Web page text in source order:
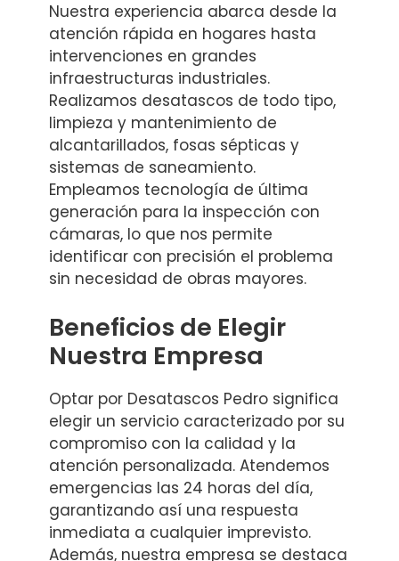
Nuestra experiencia abarca desde la
atención rápida en hogares hasta
intervenciones en grandes
infraestructuras industriales.
Realizamos desatascos de todo tipo,
limpieza y mantenimiento de
alcantarillados, fosas sépticas y
sistemas de saneamiento.
Empleamos tecnología de última
generación para la inspección con
cámaras, lo que nos permite
identificar con precisión el problema
sin necesidad de obras mayores.
Beneficios de Elegir
Nuestra Empresa
Optar por Desatascos Pedro significa
elegir un servicio caracterizado por su
compromiso con la calidad y la
atención personalizada. Atendemos
emergencias las 24 horas del día,
garantizando así una respuesta
inmediata a cualquier imprevisto.
Además, nuestra empresa se destaca